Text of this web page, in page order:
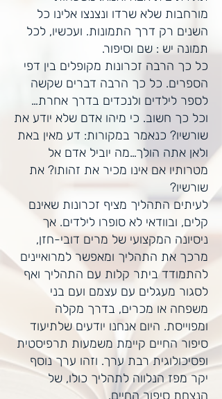
מורחבות שלא שרדו ונצנצו אלינו כל
השנים רק דרך התמונות. ועכשיו, לכל
תמונה יש : שם וסיפור.
כל כך הרבה זכרונות מקופלים בין דפי
הספרים. כל כך הרבה דברים שקשה
לספר לילדים ולנכדים בדרך אחרת…
וכל כך חשוב. כי מיהו אדם שלא יודע את
שורשיו? כנאמר במקורות: דע מאין באת
ולאן אתה הולך…מה יוביל אדם אל
מטרותיו אם אינו מכיר את זהותו? את
שורשיו?
לעיתים התהליך מציף זכרונות שאינם
קלים, ובוודאי לא סופרו לילדים. אך
ניסיונה המקצועי של מרים דובי-חזן,
מרכך את התהליך ומאפשר למרואיינים
להתמודד ביתר קלות עם התהליך ואף
לסגור מעגלים עם עצמם ועם בני
משפחה או מכרים, בדרך מקלה
ומפוייסת. היום אנחנו יודעים שלתיעוד
סיפור החיים קיימת משמעות תרפיסטית
ופסיכולוגית רבת ערך. וזהו ערך נוסף
יקר מפז הנלווה לתהליך כולו, של
הנצחת סיפור החיים.